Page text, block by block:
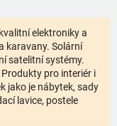
elektroniky a
karavany. Solární
satelitní systémy.
pro interiér i
jako je nábytek, sady
lavice, postele